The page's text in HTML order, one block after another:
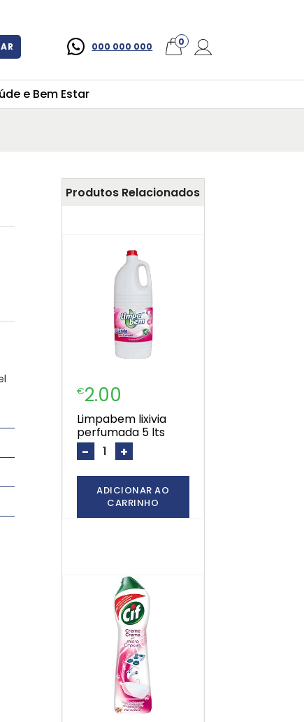
000 000 000 0
e Bem Estar
Produtos Relacionados
€2.00
limpabem lixivia
perfumada 5 lts
- +
ADICIONAR AO
CARRINHO